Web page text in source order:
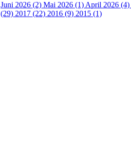
Juni 2026 (2) Mai 2026 (1) April 2026 (4)
(29) 2017 (22) 2016 (9) 2015 (1)